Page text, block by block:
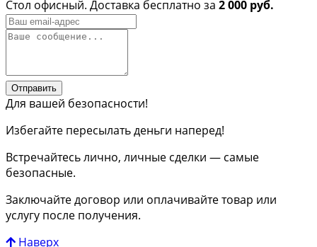
Стол офисный. Доставка бесплатно за 2 000 руб.
Отправить
Для вашей безопасности!
Избегайте пересылать деньги наперед!
Встречайтесь лично, личные сделки — самые
безопасные.
Заключайте договор или оплачивайте товар или
услугу после получения.
Наверх